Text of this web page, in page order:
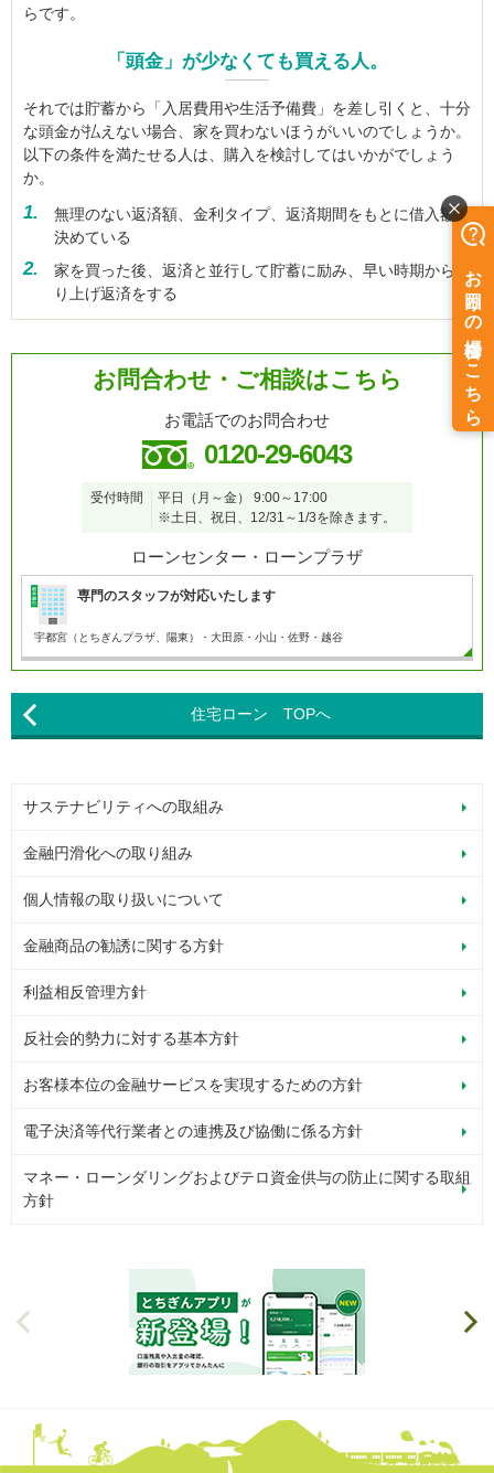
らです。
「頭金」が少なくても買える人。
それでは貯蓄から「入居費用や生活予備費」を差し引くと、十分
な頭金が払えない場合、家を買わないほうがいいのでしょうか。
以下の条件を満たせる人は、購入を検討してはいかがでしょう
か。
1.
無理のない返済額、金利タイプ、返済期間をもとに借入額を
決めている
2.
家を買った後、返済と並行して貯蓄に励み、早い時期から繰
り上げ返済をする
お問合わせ・ご相談はこちら
お電話でのお問合わせ
0120-29-6043
受付時間 平日（月～金）
9:00～17:00
※土日、祝日、12/31～1/3を除きます。
ローンセンター・ローンプラザ
専門のスタッフが対応いたします
宇都宮（とちぎんプラザ、陽東）・大田原・小山・ 佐野・越谷
住宅ローン TOPへ
サステナビリティへの取組み
金融円滑化への取り組み
個人情報の取り扱いについて
金融商品の勧誘に関する方針
利益相反管理方針
反社会的勢力に対する基本方針
お客様本位の金融サービスを実現するための方針
電子決済等代行業者との連携及び協働に係る方針
マネー・ローンダリングおよびテロ資金供与の防止に関する取組
方針